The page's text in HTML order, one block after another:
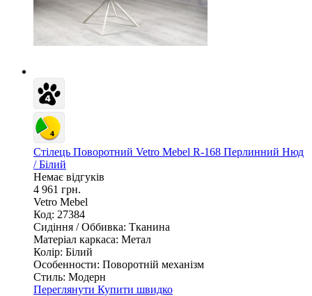
Стілець Поворотний Vetro Mebel R-168 Перлинний Нюд
/ Білий
Немає відгуків
4 961 грн.
Vetro Mebel
Код: 27384
Сидіння / Оббивка: Тканина
Матеріал каркаса: Метал
Колір: Білий
Особенности: Поворотній механізм
Стиль: Модерн
Переглянути Купити швидко